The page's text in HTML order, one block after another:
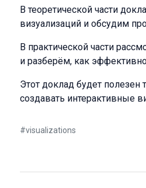
В теоретической части
визуализаций и обсудим
В практической части
и разберём, как
Этот доклад будет полезен
создавать интерактивные
#visualizations